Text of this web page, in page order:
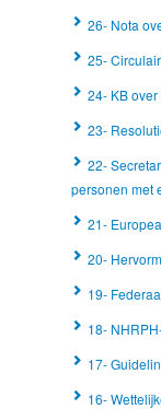
26- Nota
25-
24- KB
23-
22-
personen met
21-
20-
19-
18-
17-
16-